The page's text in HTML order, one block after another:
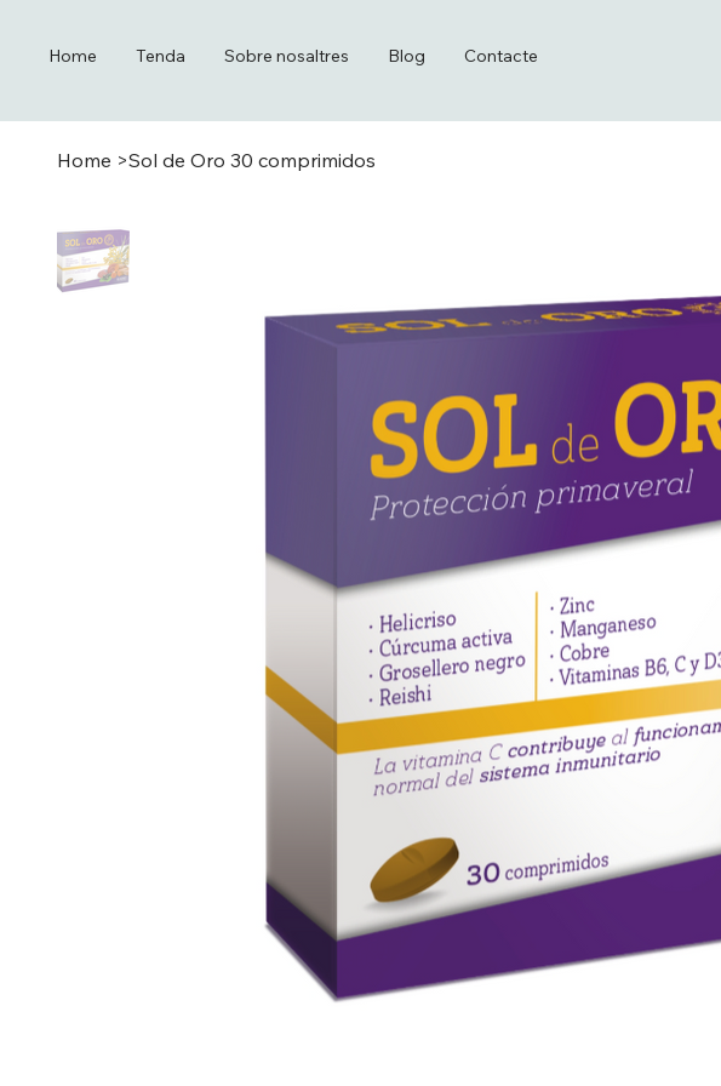
Home Tenda Sobre nosaltres Blog Contacte
Home >Sol de Oro 30 comprimidos